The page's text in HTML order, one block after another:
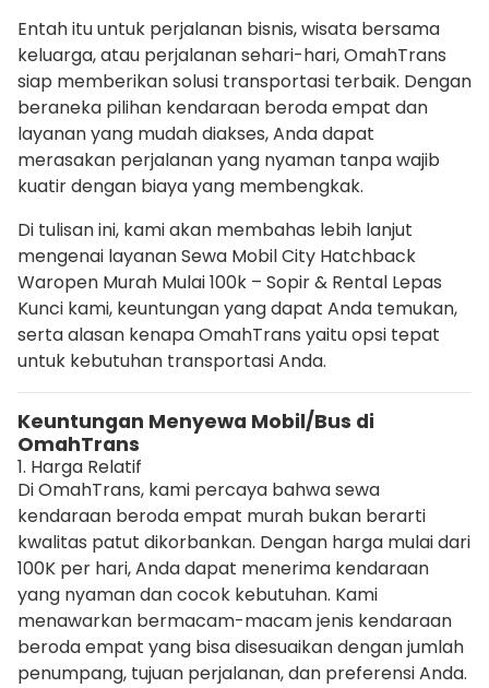
Entah itu untuk perjalanan bisnis, wisata bersama
keluarga, atau perjalanan sehari-hari, OmahTrans
siap memberikan solusi transportasi terbaik. Dengan
beraneka pilihan kendaraan beroda empat dan
layanan yang mudah diakses, Anda dapat
merasakan perjalanan yang nyaman tanpa wajib
kuatir dengan biaya yang membengkak.
Di tulisan ini, kami akan membahas lebih lanjut
mengenai layanan Sewa Mobil City Hatchback
Waropen Murah Mulai 100k – Sopir & Rental Lepas
Kunci kami, keuntungan yang dapat Anda temukan,
serta alasan kenapa OmahTrans yaitu opsi tepat
untuk kebutuhan transportasi Anda.
Keuntungan Menyewa Mobil/Bus di
OmahTrans
1. Harga Relatif
Di OmahTrans, kami percaya bahwa sewa
kendaraan beroda empat murah bukan berarti
kwalitas patut dikorbankan. Dengan harga mulai dari
100K per hari, Anda dapat menerima kendaraan
yang nyaman dan cocok kebutuhan. Kami
menawarkan bermacam-macam jenis kendaraan
beroda empat yang bisa disesuaikan dengan jumlah
penumpang, tujuan perjalanan, dan preferensi Anda.